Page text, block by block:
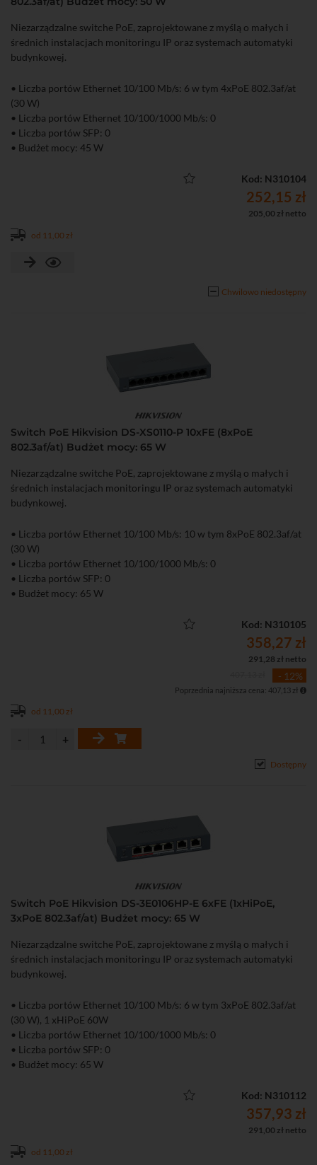
Niezarządzalne switche PoE, zaprojektowane z myślą o małych i
średnich instalacjach monitoringu IP oraz systemach automatyki
budynkowej.
• Liczba portów Ethernet 10/100 Mb/s: 6 w tym 4xPoE 802.3af/at
(30 W)
• Liczba portów Ethernet 10/100/1000 Mb/s: 0
• Liczba portów SFP: 0
• Budżet mocy: 45 W
Kod: N310104
252,15 zł
205,00 zł netto
od 11,00 zł
Chwilowo niedostępny
Switch PoE Hikvision DS-XS0110-P 10xFE (8xPoE
802.3af/at) Budżet mocy: 65 W
Niezarządzalne switche PoE, zaprojektowane z myślą o małych i
średnich instalacjach monitoringu IP oraz systemach automatyki
budynkowej.
• Liczba portów Ethernet 10/100 Mb/s: 10 w tym 8xPoE 802.3af/at
(30 W)
• Liczba portów Ethernet 10/100/1000 Mb/s: 0
• Liczba portów SFP: 0
• Budżet mocy: 65 W
Kod: N310105
358,27 zł
291,28 zł netto
- 12%
Poprzednia najniższa cena: 407,13 zł
od 11,00 zł
Dostępny
Switch PoE Hikvision DS-3E0106HP-E 6xFE (1xHiPoE,
3xPoE 802.3af/at) Budżet mocy: 65 W
Niezarządzalne switche PoE, zaprojektowane z myślą o małych i
średnich instalacjach monitoringu IP oraz systemach automatyki
budynkowej.
• Liczba portów Ethernet 10/100 Mb/s: 6 w tym 3xPoE 802.3af/at
(30 W), 1 xHiPoE 60W
• Liczba portów Ethernet 10/100/1000 Mb/s: 0
• Liczba portów SFP: 0
• Budżet mocy: 65 W
Kod: N310112
357,93 zł
291,00 zł netto
od 11,00 zł